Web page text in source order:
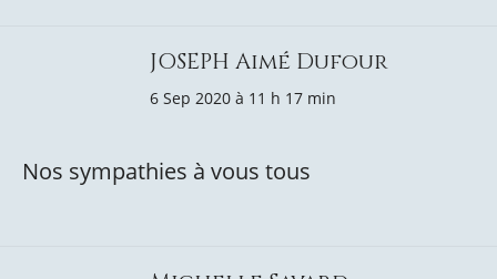
JOSEPH Aimé Dufour
6 Sep 2020 à 11 h 17 min
Nos sympathies à vous tous